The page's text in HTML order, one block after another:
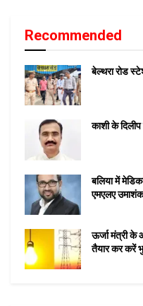
Recommended
बेल्थरा रोड
काशी के
बलिया में
एमएलए
ऊर्जा मंत्री के
तैयार कर करें